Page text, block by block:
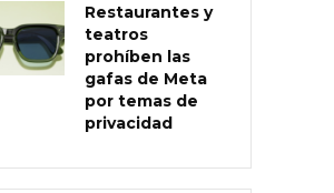
Restaurantes y
teatros
prohíben las
gafas de Meta
por temas de
privacidad